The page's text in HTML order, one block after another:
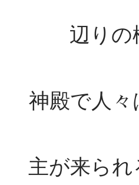
辺りの
神殿で人
主が来ら